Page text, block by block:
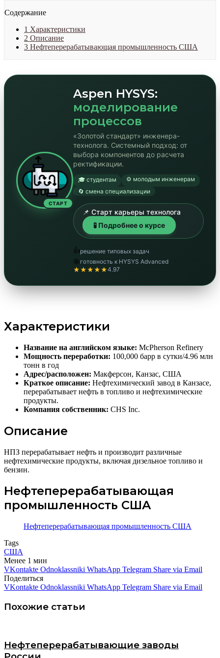
Содержание
1 Характеристики
2 Описание
3 Нефтеперерабатывающая промышленность США
СТАРТ
Aspen HYSYS:
моделирование
процессов
«Золотой стандарт» инженера-
технолога. Системный подход: от
выбора компонентов до расчета
ректификации.
🎓 студентам
⚙️ молодым инженерам
🔄 смена специализации
📌 Старт карьеры технолога
🧪 Подробнее о курсе
👍решение типовых задач
🎯 готовность к HYSYS Advanced
★★★★★4.97
Характеристики
Название на английском языке: McPherson Refinery
Мощность переработки: 100,000 барр в сутки/4.96 млн
тонн в год
Адрес/расположен: Макферсон, Канзас, США
Краткое описание: Нефтехимический завод в Канзасе,
перерабатывает нефть в топливо и нефтехимические
продукты.
Компания собственник: CHS Inc.
Описание
НПЗ перерабатывает нефть и производит различные
нефтехимические продукты, включая дизельное топливо и
бензин.
Нефтеперерабатывающая
промышленность США
Нефтеперерабатывающая промышленность США
Tags
США
Менее 1 мин
VKontakte Odnoklassniki WhatsApp Telegram Share via Email
Поделиться
VKontakte Odnoklassniki WhatsApp Telegram Share via Email
Похожие статьи
Нефтеперерабатывающие заводы